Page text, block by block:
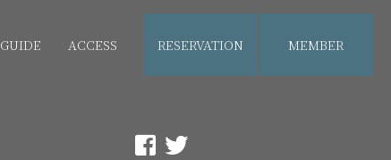
GUIDE ACCESS RESERVATION MEMBER